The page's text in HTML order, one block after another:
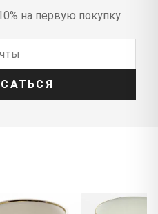
на первую покупку